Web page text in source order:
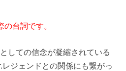
台詞です。
しての信念が凝縮されている
ジェンドとの関係にも繋がっ